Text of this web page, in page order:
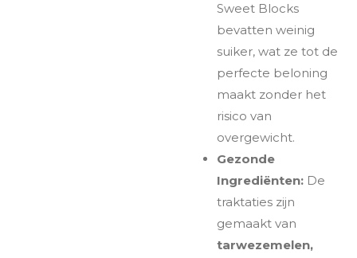
Sweet Blocks
bevatten weinig
suiker, wat ze tot de
perfecte beloning
maakt zonder het
risico van
overgewicht.
Gezonde
Ingrediënten:De
traktaties zijn
gemaakt van
tarwezemelen,